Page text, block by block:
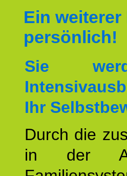
Ein
persönlich!
Sie
Ihr
Durch die
in der